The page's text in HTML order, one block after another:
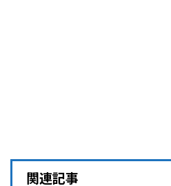
関連記事